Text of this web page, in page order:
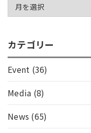
カテゴリー
Event (36)
Media (8)
News (65)